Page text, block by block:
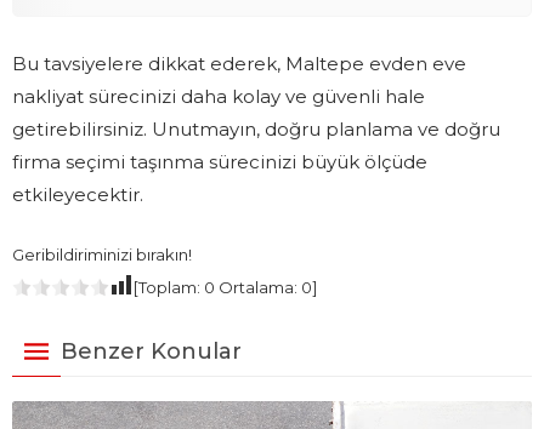
Bu tavsiyelere dikkat ederek, Maltepe evden eve
nakliyat sürecinizi daha kolay ve güvenli hale
getirebilirsiniz. Unutmayın, doğru planlama ve doğru
firma seçimi taşınma sürecinizi büyük ölçüde
etkileyecektir.
Geribildiriminizi bırakın!
[Toplam: 0 Ortalama: 0]
Benzer Konular